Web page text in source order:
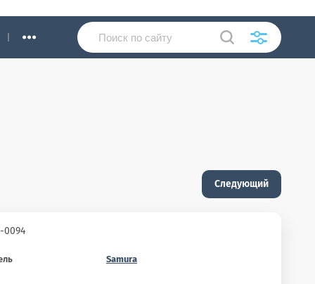
...
Следующий
0094
Samura